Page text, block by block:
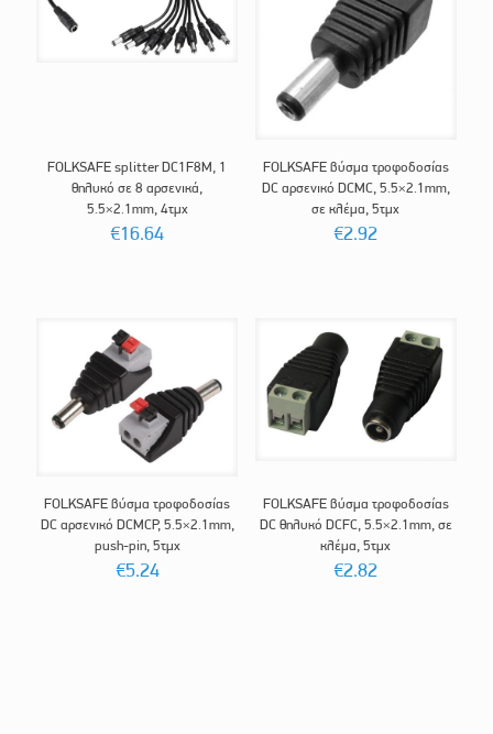
FOLKSAFE splitter DC1F8M, 1
θηλυκό σε 8 αρσενικά,
5.5×2.1mm, 4τμχ
€16.64
FOLKSAFE βύσμα τροφοδοσίας
DC αρσενικό DCMC, 5.5×2.1mm,
σε κλέμα, 5τμχ
€2.92
FOLKSAFE βύσμα τροφοδοσίας
DC αρσενικό DCMCP, 5.5×2.1mm,
push-pin, 5τμχ
€5.24
FOLKSAFE βύσμα τροφοδοσίας
DC θηλυκό DCFC, 5.5×2.1mm, σε
κλέμα, 5τμχ
€2.82